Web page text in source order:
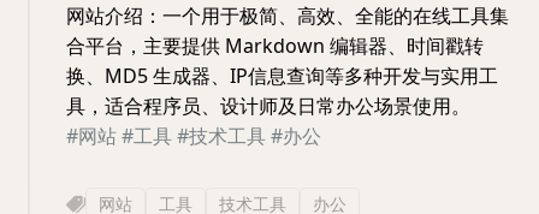
网站介绍：一个用于极简、高效、全能的在线工具集
合平台，主要提供 Markdown 编辑器、时间戳转
换、MD5 生成器、IP信息查询等多种开发与实用工
具，适合程序员、设计师及日常办公场景使用。
#网站#工具#技术工具#办公
网站 工具 技术工具 办公